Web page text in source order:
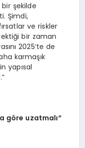
şekilde
Şimdi,
ve riskler
bir zaman
2025’te de
karmaşık
yapısal
göre uzatmalı”